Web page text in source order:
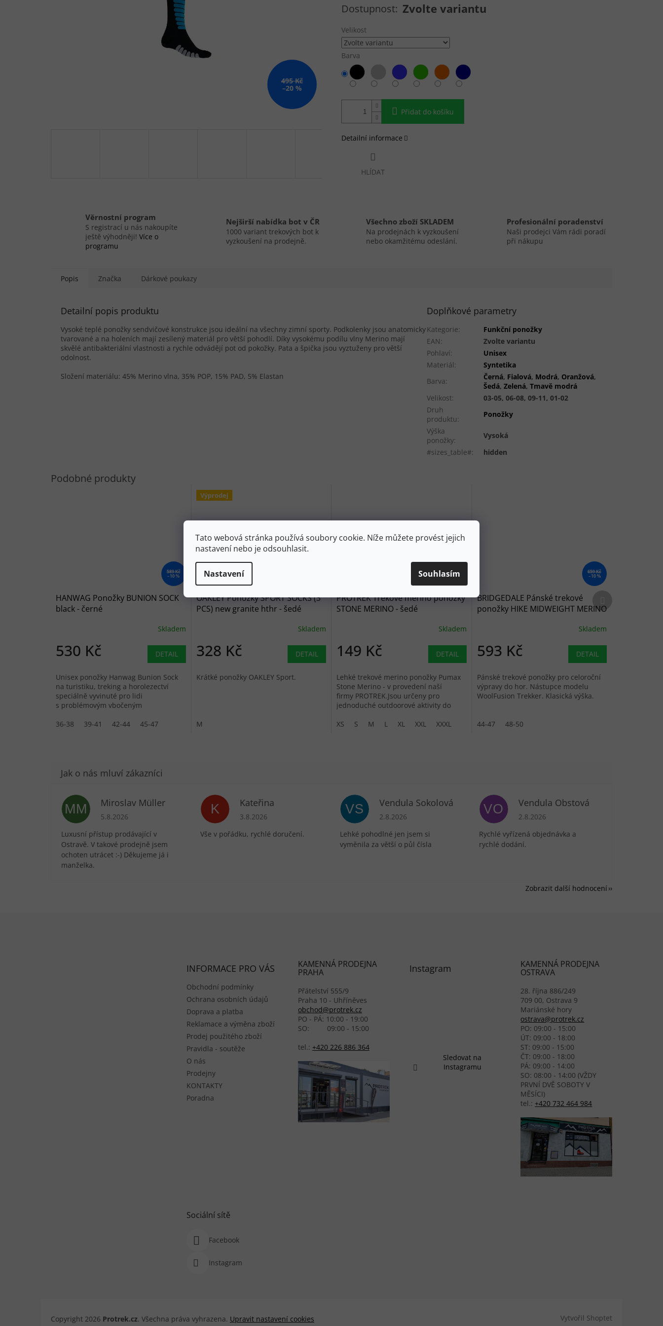
Tato webová stránka používá soubory cookie. Níže můžete provést jejich
nastavení nebo je odsouhlasit.
Nastavení Souhlasím
495 Kč
–20 %
Měrná cena: Zvolte variantu
Velikost
Barva
Přidat do košíku
Detailní informace
HLÍDAT
Věrnostní program
S registrací u nás nakoupíte
ještě výhodněji! Více o
programu
Nejširší nabídka bot v ČR
1000 variant trekových bot k
vyzkoušení na prodejně.
Všechno zboží SKLADEM
Na prodejnách k vyzkoušení
nebo okamžitému odeslání.
Profesionální poradenství
Naši prodejci Vám rádi poradí
při nákupu
Popis Značka Dárkové poukazy
Detailní popis produktu
Vysoké teplé ponožky sendvičové konstrukce jsou ideální na všechny zimní sporty. Podkolenky jsou anatomicky
tvarované a na holeních mají zesílený materiál pro větší pohodlí. Díky vysokému podílu vlny Merino mají
skvělé antibakteriální vlastnosti a rychle odvádějí pot od pokožky. Pata a špička jsou vyztuženy pro větší
odolnost.
Složení materiálu: 45% Merino vlna, 35% POP, 15% PAD, 5% Elastan
Doplňkové parametry
Kategorie:
Funkční ponožky
EAN:
Zvolte variantu
Pohlaví:
Unisex
Materiál:
Syntetika
Barva: Černá, Fialová, Modrá, Oranžová,
Šedá,Zelená,Tmavě modrá
Velikost:
03-05, 06-08, 09-11, 01-02
Druh
produktu:
Ponožky
Výška
ponožky:
Vysoká
#sizes_table#: hidden
589 Kč
–10 %
HANWAG Ponožky BUNION SOCK
black - černé
Skladem
530 Kč DETAIL
Unisex ponožky Hanwag Bunion Sock
na turistiku, treking a horolezectví
speciálně vyvinuté pro lidi
s problémovým vbočeným
ponožka opatřena...
36-38 39-41 42-44 45-47
Výprodej
OAKLEY Ponožky SPORT SOCKS (3
PCS) new granite hthr - šedé
Skladem
328 Kč DETAIL
Krátké ponožky OAKLEY Sport.
M
PROTREK Trekové merino ponožky
STONE MERINO - šedé
Skladem
149 Kč DETAIL
Lehké trekové merino ponožky Pumax
Stone Merino - v provedení naší
firmy PROTREK.Jsou určeny pro
jednoduché outdoorové aktivity do
XS
S M L XL XXL XXXL
659 Kč
–10 %
BRIDGEDALE Pánské trekové
ponožky HIKE MIDWEIGHT MERINO
Skladem
593 Kč DETAIL
Pánské trekové ponožky pro celoroční
výpravy do hor. Nástupce modelu
WoolFusion Trekker. Klasická výška.
44-47 48-50
MM Miroslav Müller
Hodnocení obchodu je 5 z 5 hvězdiček.
5.8.2026
Luxusní přístup prodávající v
Ostravě. V takové prodejně jsem
ochoten utrácet :-) Děkujeme já i
manželka.
K Kateřina
Hodnocení obchodu je 5 z 5 hvězdiček.
3.8.2026
Vše v pořádku, rychlé doručení.
VS Vendula Sokolová
Hodnocení obchodu je 5 z 5 hvězdiček.
2.8.2026
Lehké pohodlné jen jsem si
vyměnila za větší o půl čísla
VO Vendula Obstová
Hodnocení obchodu je 5 z 5 hvězdiček.
2.8.2026
Rychlé vyřízená objednávka a
rychlé dodání.
Zobrazit další hodnocení
INFORMACE PRO VÁS
Obchodní podmínky
Ochrana osobních údajů
Doprava a platba
Reklamace a výměna zboží
Prodej použitého zboží
Pravidla - soutěže
O nás
Prodejny
KONTAKTY
Poradna
KAMENNÁ PRODEJNA
PRAHA
Přátelství 555/9
Praha 10 - Uhříněves
obchod@protrek.cz
PO - PÁ: 10:00 - 19:00
SO: 09:00 - 15:00
tel.: +420 226 886 364
Instagram
Sledovat na
Instagramu
KAMENNÁ PRODEJNA
OSTRAVA
28. října 886/249
709 00, Ostrava 9
Mariánské hory
ostrava@protrek.cz
PO: 09:00 - 15:00
ÚT: 09:00 - 18:00
ST: 09:00 - 15:00
ČT: 09:00 - 18:00
PÁ: 09:00 - 14:00
SO: 08:00 - 14:00 (VŽDY
PRVNÍ DVĚ SOBOTY V
MĚSÍCI)
tel.:+420 732 464 984
Sociální sítě
Facebook
Instagram
Vytvořil Shoptet
Copyright 2026 Protrek.cz. Všechna práva vyhrazena. Upravit nastavení cookies